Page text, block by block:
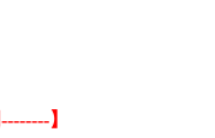
--------】